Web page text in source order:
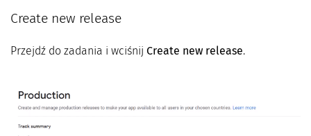
Create new release
Przejdź do zadania i wciśnij Create new release.